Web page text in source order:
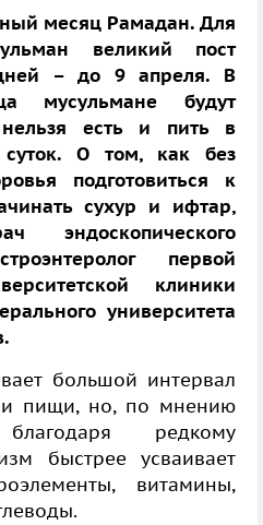
месяц Рамадан. Для
великий пост
– до 9 апреля. В
мусульмане будут
есть и пить в
суток. О том, как без
подготовиться к
сухур и ифтар,
эндоскопического
первой
клиники
университета
большой интервал
пищи, но, по мнению
благодаря редкому
быстрее усваивает
витамины,